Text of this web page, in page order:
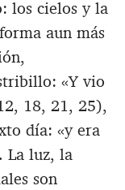
los cielos y la
aun más
«Y vio
18, 21, 25),
día: «y era
La luz, la
son